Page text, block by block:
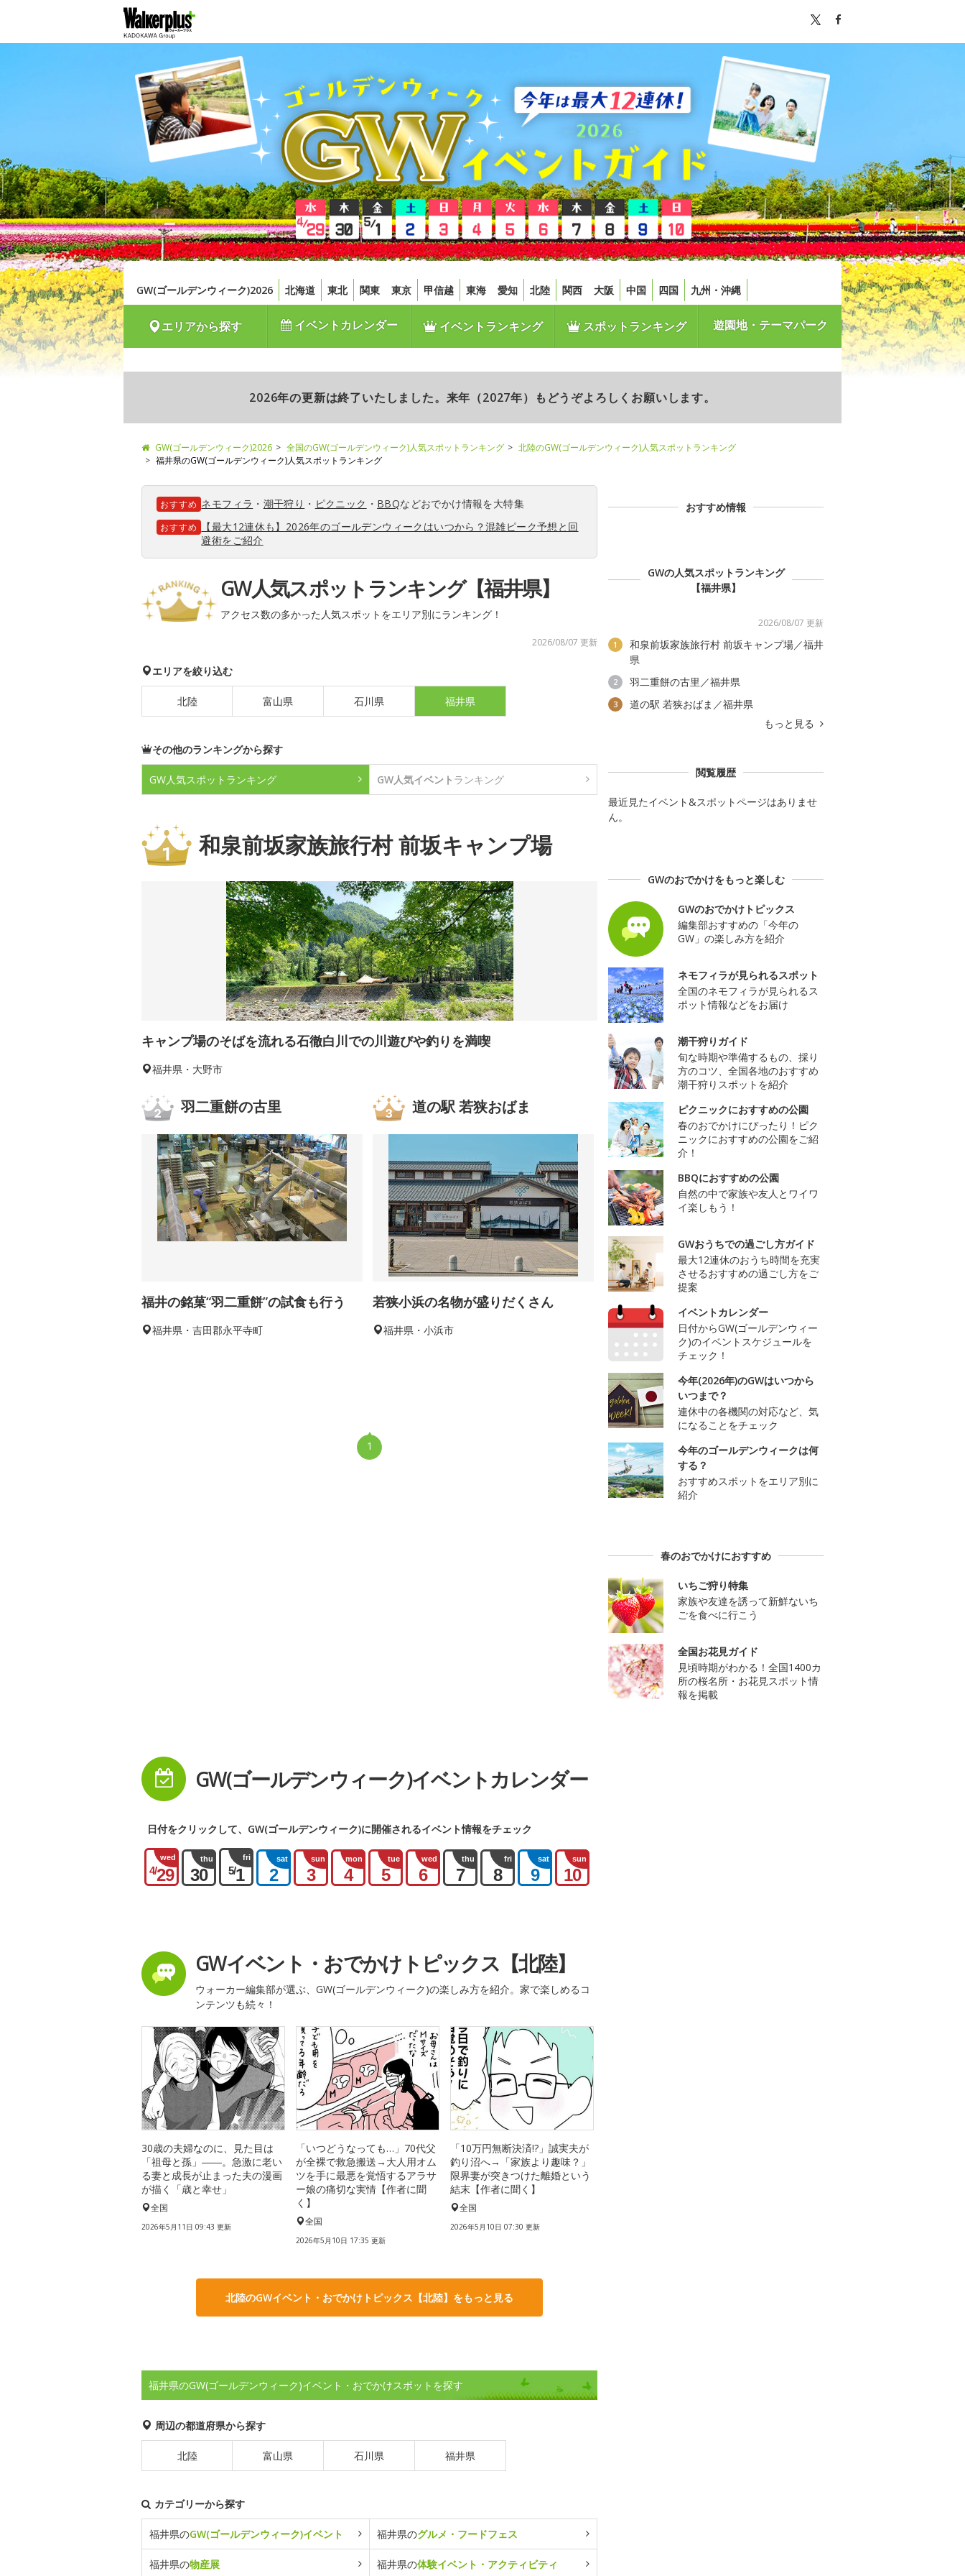
GW(ゴールデンウィーク)2026 北海道 東北 関東 東京 甲信越 東海 愛知 北陸 関西 大阪 中国 四国 九州・沖縄
エリアから探す イベントカレンダー イベントランキング スポットランキング 遊園地・テーマパーク
2026年の更新は終了いたしました。来年（2027年）もどうぞよろしくお願いします。
GW(ゴールデンウィーク)2026 全国のGW(ゴールデンウィーク)人気スポットランキング
北陸のGW(ゴールデンウィーク)人気スポットランキング
福井県のGW(ゴールデンウィーク)人気スポットランキング
おすすめ ネモフィラ ・ 潮干狩り ・ ピクニック ・ BBQなどおでかけ情報を大特集
おすすめ
【最大12連休も】2026年のゴールデンウィークはいつから？混雑ピーク予想と回
避術をご紹介
GW人気スポットランキング【福井県】
アクセス数の多かった人気スポットをエリア別にランキング！
2026/08/07 更新
エリアを絞り込む
北陸 富山県 石川県 福井県
その他のランキングから探す
GW人気スポット ランキング GW人気イベント ランキング
和泉前坂家族旅行村 前坂キャンプ場
キャンプ場のそばを流れる石徹白川での川遊びや釣りを満喫
福井県・大野市
羽二重餅の古里
福井の銘菓“羽二重餅”の試食も行う
福井県・吉田郡永平寺町
道の駅 若狭おばま
若狭小浜の名物が盛りだくさん
福井県・小浜市
1
GW(ゴールデンウィーク)イベントカレンダー
日付をクリックして、GW(ゴールデンウィーク)に開催されるイベント情報をチェック
wed
4/29
thu
30
fri
5/1
sat
2
sun
3
mon
4
tue
5
wed
6
thu
7
fri
8
sat
9
sun
10
GWイベント・おでかけトピックス【北陸】
ウォーカー編集部が選ぶ、GW(ゴールデンウィーク)の楽しみ方を紹介。家で楽しめるコ
ンテンツも続々！
30歳の夫婦なのに、見た目は
「祖母と孫」――。急激に老い
る妻と成長が止まった夫の漫画
が描く「歳と幸せ」
全国
2026年5月11日 09:43 更新
「いつどうなっても…」70代父
が全裸で救急搬送→大人用オム
ツを手に最悪を覚悟するアラサ
ー娘の痛切な実情【作者に聞
く】
全国
2026年5月10日 17:35 更新
「10万円無断決済!?」誠実夫が
釣り沼へ→「家族より趣味？」
限界妻が突きつけた離婚という
結末【作者に聞く】
全国
2026年5月10日 07:30 更新
北陸のGWイベント・おでかけトピックス【北陸】をもっと見る
福井県のGW(ゴールデンウィーク)イベント・おでかけスポットを探す
周辺の都道府県から探す
北陸 富山県 石川県 福井県
カテゴリーから探す
福井県のGW(ゴールデンウィーク)イベント 福井県のグルメ・フードフェス
福井県の物産展 福井県の体験イベント・アクティビティ
おすすめ情報
GWの人気スポットランキング
【福井県】
2026/08/07 更新
1
和泉前坂家族旅行村 前坂キャンプ場／福井
県
2 羽二重餅の古里／福井県
3
道の駅 若狭おばま／福井県
もっと見る
閲覧履歴
最近見たイベント&スポットページはありませ
ん。
GWのおでかけをもっと楽しむ
GWのおでかけトピックス
編集部おすすめの「今年の
GW」の楽しみ方を紹介
ネモフィラが見られるスポット
全国のネモフィラが見られるス
ポット情報などをお届け
潮干狩りガイド
旬な時期や準備するもの、採り
方のコツ、全国各地のおすすめ
潮干狩りスポットを紹介
ピクニックにおすすめの公園
春のおでかけにぴったり！ピク
ニックにおすすめの公園をご紹
介！
BBQにおすすめの公園
自然の中で家族や友人とワイワ
イ楽しもう！
GWおうちでの過ごし方ガイド
最大12連休のおうち時間を充実
させるおすすめの過ごし方をご
提案
イベントカレンダー
日付からGW(ゴールデンウィー
ク)のイベントスケジュールを
チェック！
今年(2026年)のGWはいつから
いつまで？
連休中の各機関の対応など、気
になることをチェック
今年のゴールデンウィークは何
する？
おすすめスポットをエリア別に
紹介
春のおでかけにおすすめ
いちご狩り特集
家族や友達を誘って新鮮ないち
ごを食べに行こう
全国お花見ガイド
見頃時期がわかる！全国1400カ
所の桜名所・お花見スポット情
報を掲載